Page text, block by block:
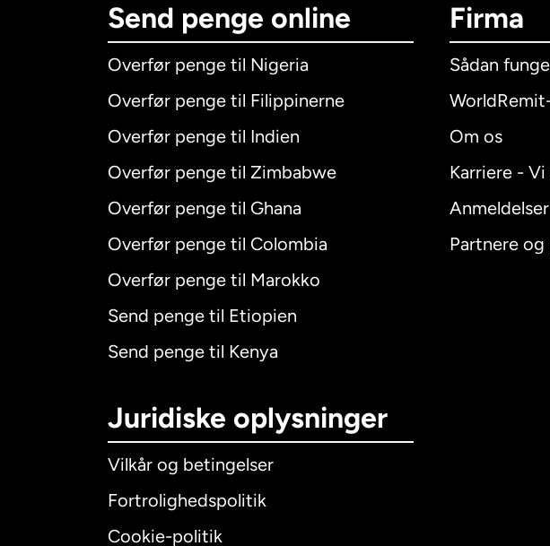
Send penge online
Overfør penge til Nigeria
Overfør penge til Filippinerne
Overfør penge til Indien
Overfør penge til Zimbabwe
Overfør penge til Ghana
Overfør penge til Colombia
Overfør penge til Marokko
Send penge til Etiopien
Send penge til Kenya
Firma
Sådan
Om os
Karriere -
Anmeldelser
Partnere
Juridiske oplysninger
Vilkår og betingelser
Fortrolighedspolitik
Cookie-politik